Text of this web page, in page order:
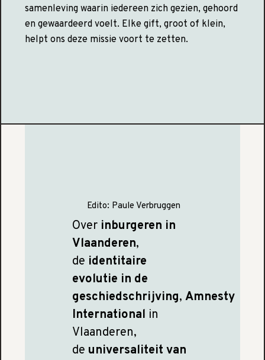
samenleving waarin iedereen zich gezien, gehoord
en gewaardeerd voelt. Elke gift, groot of klein,
helpt ons deze missie voort te zetten.
Edito: Paule Verbruggen
Over inburgeren in
Vlaanderen,
de identitaire
evolutie in de
geschiedschrijving, Amnesty
International in
Vlaanderen,
de universaliteit van